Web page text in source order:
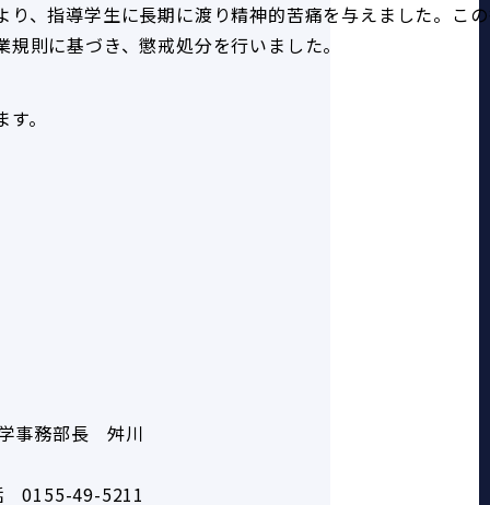
、指導学生に長期に渡り精神的苦痛を与えました。こ
則に基づき、懲戒処分を行いました。
。
事務部長　舛川
0155-49-5211